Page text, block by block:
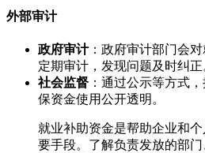
外部审计
政府审计：政府审计部门会
定期审计，发现问题及时纠正
社会监督 ：通过公示等方式
保资金使用公开透明。
就业补助资金是帮助企业和
要手段。了解负责发放的部